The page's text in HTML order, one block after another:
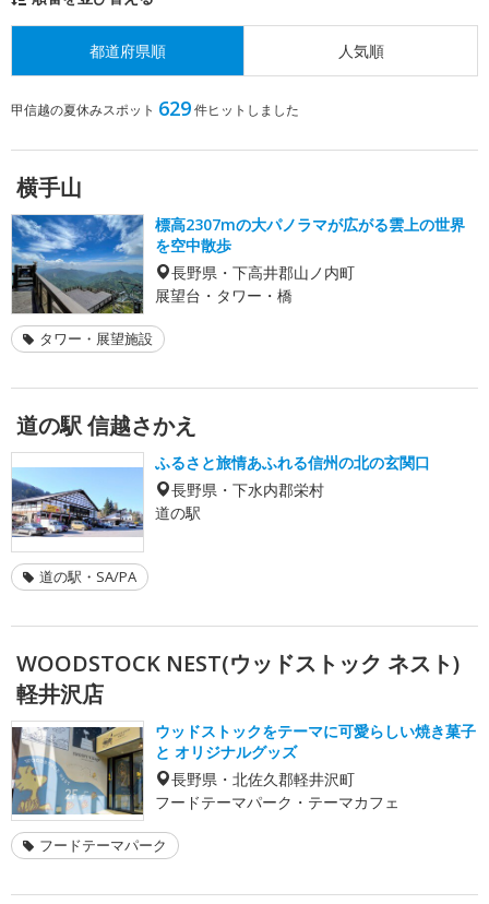
都道府県順 人気順
甲信越の夏休みスポット 629件ヒットしました
横手山
標高2307mの大パノラマが広がる雲上の世界
を空中散歩
長野県・下高井郡山ノ内町
展望台・タワー・橋
タワー・展望施設
道の駅 信越さかえ
ふるさと旅情あふれる信州の北の玄関口
長野県・下水内郡栄村
道の駅
道の駅・SA/PA
WOODSTOCK NEST(ウッドストック ネスト)
軽井沢店
ウッドストックをテーマに可愛らしい焼き菓子
と オリジナルグッズ
長野県・北佐久郡軽井沢町
フードテーマパーク・テーマカフェ
フードテーマパーク